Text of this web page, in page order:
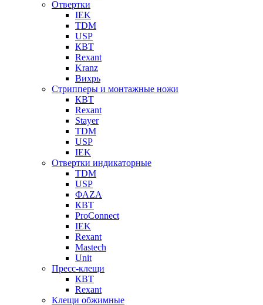
Отвертки
IEK
TDM
USP
КВТ
Rexant
Kranz
Вихрь
Стрипперы и монтажные ножи
КВТ
Rexant
Stayer
TDM
USP
IEK
Отвертки индикаторные
TDM
USP
ФАZА
КВТ
ProConnect
IEK
Rexant
Mastech
Unit
Пресс-клещи
КВТ
Rexant
Клещи обжимные